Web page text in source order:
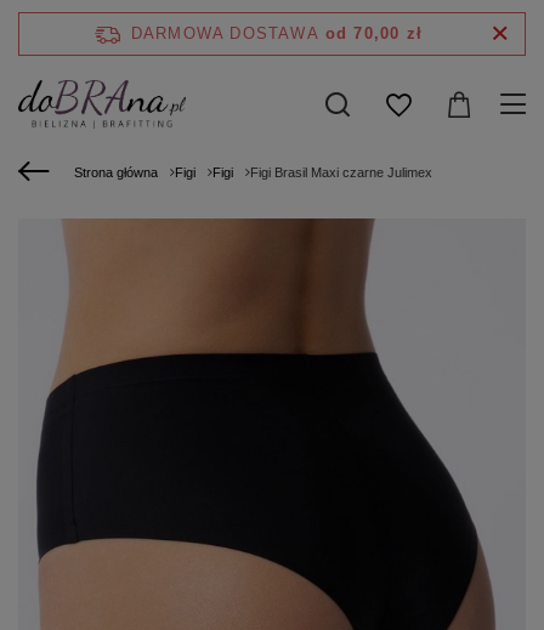
DARMOWA DOSTAWA od 70,00 zł
Strona główna Figi Figi Figi Brasil Maxi czarne Julimex